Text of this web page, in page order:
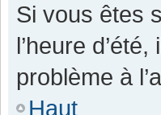
Si vous êtes
l’heure
problème à
Haut